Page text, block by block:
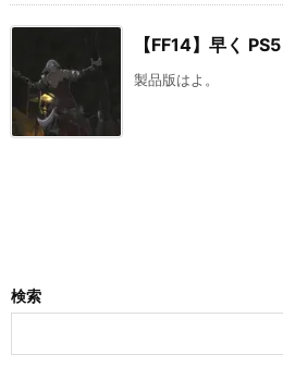
【FF14】早く
製品版はよ。
検索